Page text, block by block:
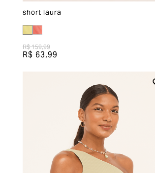
short laura
R$ 159,99
R$ 63,99